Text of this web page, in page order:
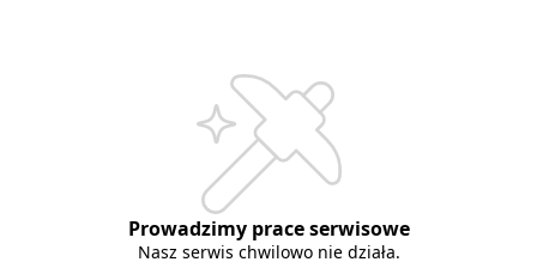
Prowadzimy prace serwisowe
Nasz serwis chwilowo nie działa.